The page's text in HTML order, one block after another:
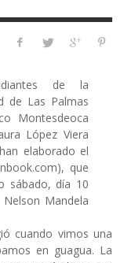
de la
de Las Palmas
Montesdeoca
López Viera
elaborado el
que
sábado, día 10
Nelson Mandela
cuando vimos una
en guagua. La